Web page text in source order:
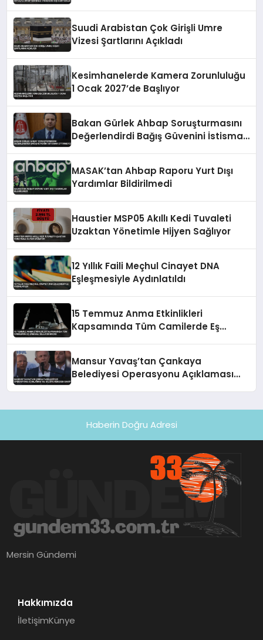
Suudi Arabistan Çok Girişli Umre
Vizesi Şartlarını Açıkladı
Kesimhanelerde Kamera Zorunluluğu
1 Ocak 2027’de Başlıyor
Bakan Gürlek Ahbap Soruşturmasını
Değerlendirdi Bağış Güvenini İstismar
MASAK’tan Ahbap Raporu Yurt Dışı
Yardımlar Bildirilmedi
Haustier MSP05 Akıllı Kedi Tuvaleti
Uzaktan Yönetimle Hijyen Sağlıyor
12 Yıllık Faili Meçhul Cinayet DNA
Eşleşmesiyle Aydınlatıldı
15 Temmuz Anma Etkinlikleri
Kapsamında Tüm Camilerde Eş
Mansur Yavaş’tan Çankaya
Belediyesi Operasyonu Açıklaması
Haberin Doğru Adresi
Mersin Gündemi
Hakkımızda
İletişimKünye